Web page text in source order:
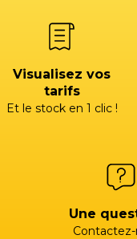
Visualisez vos
tarifs
Et le stock en 1 clic !
Une
Contactez-